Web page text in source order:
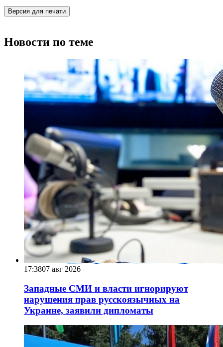
Версия для печати
Новости по теме
17:3807 авг 2026
Западные СМИ и власти игнорируют
нарушения прав русскоязычных на
Украине, заявили дипломаты